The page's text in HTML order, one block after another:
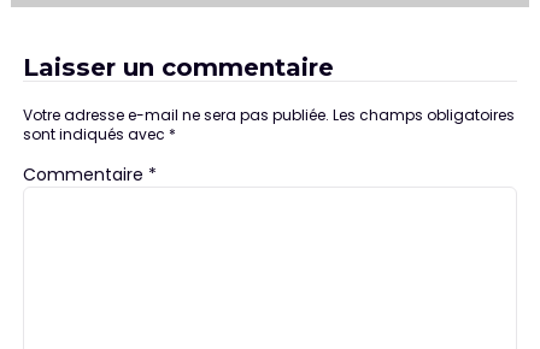
Laisser un commentaire
Votre adresse e-mail ne sera pas publiée. Les champs obligatoires
sont indiqués avec *
Commentaire *